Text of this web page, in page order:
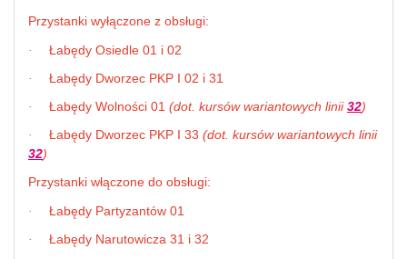
Przystanki wyłączone z obsługi:
· Łabędy Osiedle 01 i 02
· Łabędy Dworzec PKP I 02 i 31
· Łabędy Wolności 01 (dot. kursów wariantowych linii32)
· Łabędy Dworzec PKP I 33 (dot. kursów wariantowych linii
32)
Przystanki włączone do obsługi:
· Łabędy Partyzantów 01
· Łabędy Narutowicza 31 i 32